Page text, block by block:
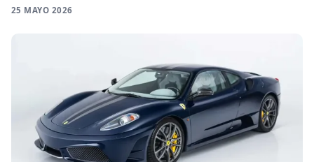
25 MAYO 2026